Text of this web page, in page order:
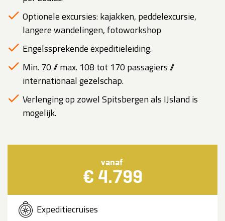
Optionele excursies: kajakken, peddelexcursie,
langere wandelingen, fotoworkshop
Engelssprekende expeditieleiding.
Min. 70 // max. 108 tot 170 passagiers //
internationaal gezelschap.
Verlenging op zowel Spitsbergen als IJsland is
mogelijk.
vanaf
€ 4.799
Expeditiecruises